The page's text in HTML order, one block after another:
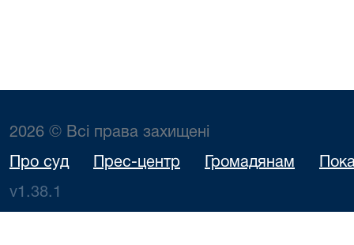
2026 © Всі права захищені
Про суд Прес-центр Громадянам
v1.38.1